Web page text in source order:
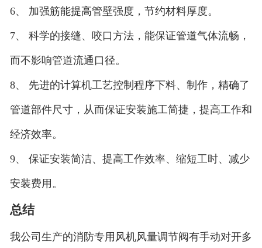
6、 加强筋能提高管壁强度，节约材料厚度。
7、 科学的接缝、咬口方法，能保证管道气体流畅，
而不影响管道流通口径。
8、 先进的计算机工艺控制程序下料、制作，精确了
管道部件尺寸，从而保证安装施工简捷，提高工作和
经济效率。
9、 保证安装简洁、提高工作效率、缩短工时、减少
安装费用。
总结
我公司生产的消防专用风机风量调节阀有手动对开多